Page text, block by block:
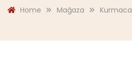
Home Mağaza Kurmaca